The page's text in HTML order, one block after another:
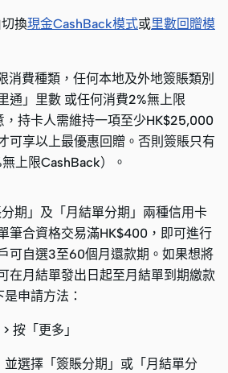
HK$3,890) (由
Mox 送出)
換現金CashBack模式或里數回贈模
消費種類，任何本地及外地簽賬類別
通」里數 或任何消費2%無上限
，持卡人需維持一項至少HK$25,000
可享以上最優惠回贈。否則簽賬只有
無上限CashBack）。
期」及「月結單分期」兩種信用卡
筆合資格交易滿HK$400，即可進行
可自選3至60個月還款期。如果想將
在月結單發出日起至月結單到期繳款
申請方法：
按「更多」
選擇「簽賬分期」或「月結單分